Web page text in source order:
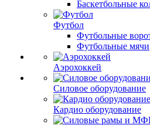
Баскетбольные
Футбол
Футбольные
Футбольные мячи
Аэрохоккей
Силовое оборудование
Кардио оборудование